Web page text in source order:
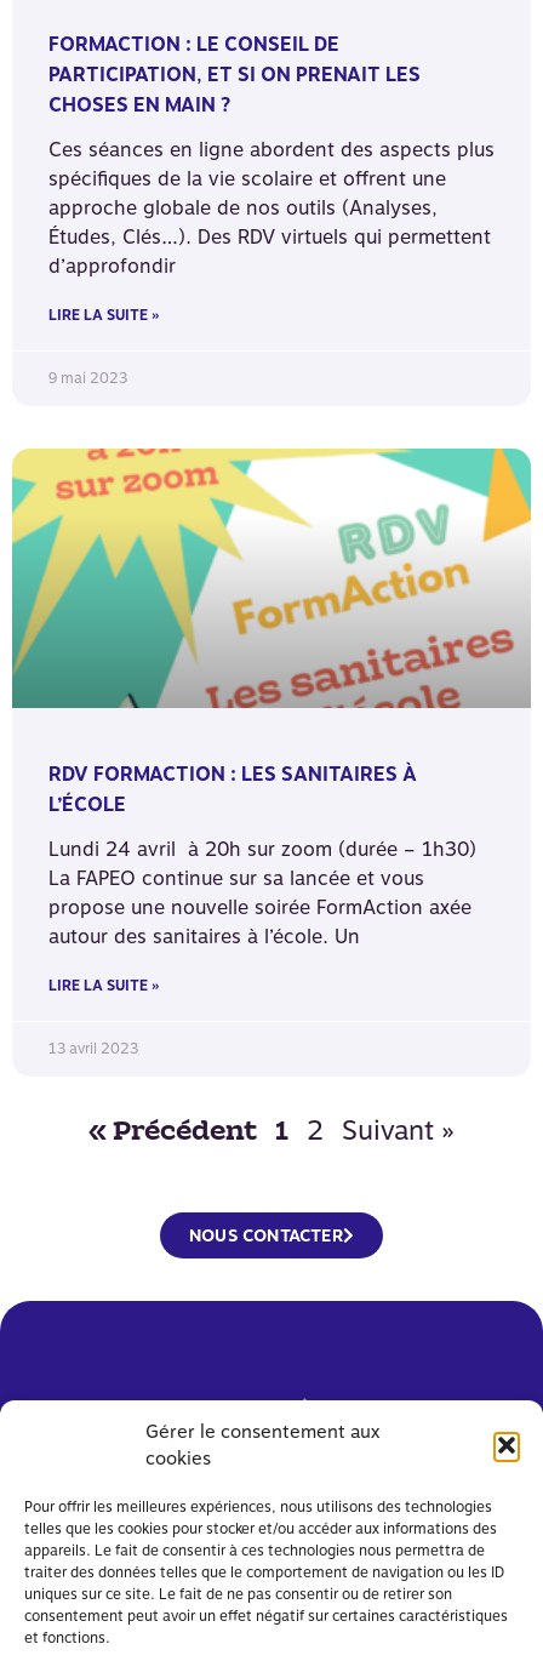
Gérer le consentement aux
cookies
Pour offrir les meilleures expériences, nous utilisons des technologies
telles que les cookies pour stocker et/ou accéder aux informations des
appareils. Le fait de consentir à ces technologies nous permettra de
traiter des données telles que le comportement de navigation ou les ID
uniques sur ce site. Le fait de ne pas consentir ou de retirer son
consentement peut avoir un effet négatif sur certaines caractéristiques
et fonctions.
FORMACTION : LE CONSEIL DE
PARTICIPATION, ET SI ON PRENAIT LES
CHOSES EN MAIN ?
Ces séances en ligne abordent des aspects plus
spécifiques de la vie scolaire et offrent une
approche globale de nos outils (Analyses,
Études, Clés…). Des RDV virtuels qui permettent
d’approfondir
LIRE LA SUITE »
9 mai 2023
RDV FORMACTION : LES SANITAIRES À
L’ÉCOLE
Lundi 24 avril à 20h sur zoom (durée – 1h30)
La FAPEO continue sur sa lancée et vous
propose une nouvelle soirée FormAction axée
autour des sanitaires à l’école. Un
LIRE LA SUITE »
13 avril 2023
« Précédent 1 2 Suivant »
NOUS CONTACTER
PARENTS, MOBILISEZ-VOUS !